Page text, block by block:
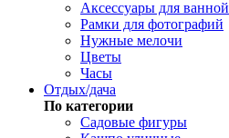
Аксессуары для ванной
Рамки для фотографий
Нужные мелочи
Цветы
Часы
Отдых/дача
По категории
Садовые фигуры